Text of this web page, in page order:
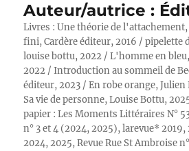
Auteur/autrice :
Livres : Une théorie de
fini, Cardère éditeur, 2016 / pipelette
louise bottu, 2022 / L'homme en
2022 / Introduction au sommeil de
éditeur, 2023 / En robe orange,
Sa vie de personne, Louise Bottu,
papier : Les Moments Littéraires N°
n° 3 et 4 (2024, 2025), larevue* 2019,
2024, 2025, Revue Rue St Ambroise